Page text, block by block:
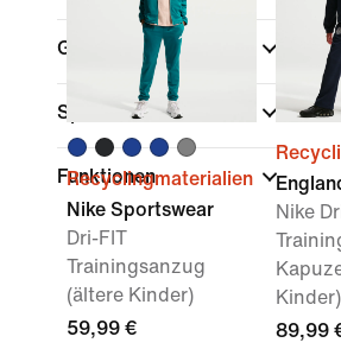
Größen
Sport
Funktionen
Recyclingmaterialien
Nike Sportswear
Dri-FIT
Trainingsanzug
(ältere Kinder)
59,99 €
Nike
Kinder)
89,99